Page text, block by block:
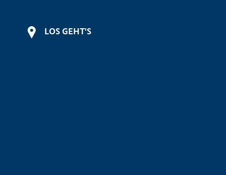
LOS GEHT'S